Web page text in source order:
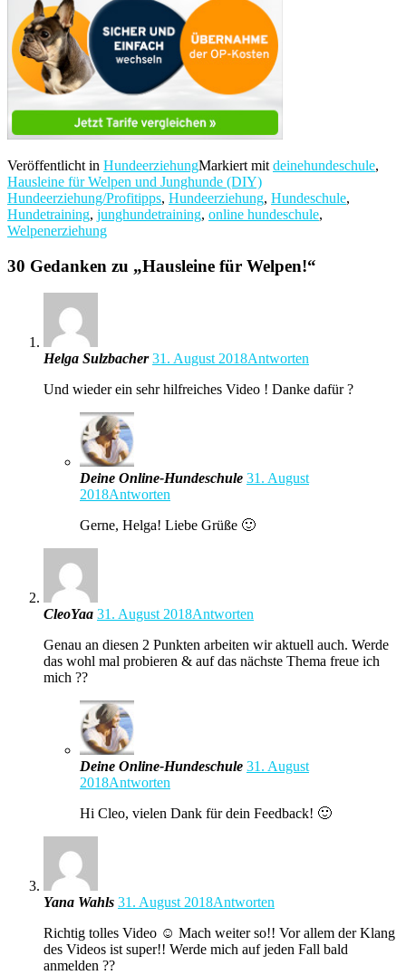
Veröffentlicht in HundeerziehungMarkiert mit deinehundeschule,
Hausleine für Welpen und Junghunde (DIY)
Hundeerziehung/Profitipps, Hundeerziehung, Hundeschule,
Hundetraining, junghundetraining, online hundeschule,
Welpenerziehung
30 Gedanken zu „Hausleine für Welpen!“
Helga Sulzbacher 31. August 2018Antworten
Und wieder ein sehr hilfreiches Video ! Danke dafür ?
Deine Online-Hundeschule 31. August
2018Antworten
Gerne, Helga! Liebe Grüße 🙂
CleoYaa 31. August 2018Antworten
Genau an diesen 2 Punkten arbeiten wir aktuell auch. Werde
das wohl mal probieren & auf das nächste Thema freue ich
mich ??
Deine Online-Hundeschule 31. August
2018Antworten
Hi Cleo, vielen Dank für dein Feedback! 🙂
Yana Wahls 31. August 2018Antworten
Richtig tolles Video ☺️ Mach weiter so!! Vor allem der Klang
des Videos ist super!! Werde mich auf jeden Fall bald
anmelden ??